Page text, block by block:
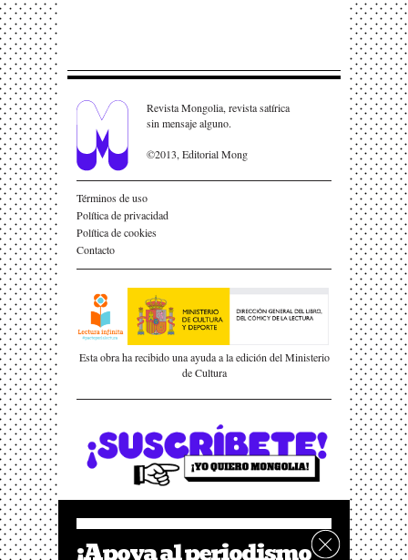
Revista Mongolia, revista satírica
sin mensaje alguno.
©2013, Editorial Mong
Términos de uso
Política de privacidad
Política de cookies
Contacto
Esta obra ha recibido una ayuda a la edición del Ministerio
de Cultura